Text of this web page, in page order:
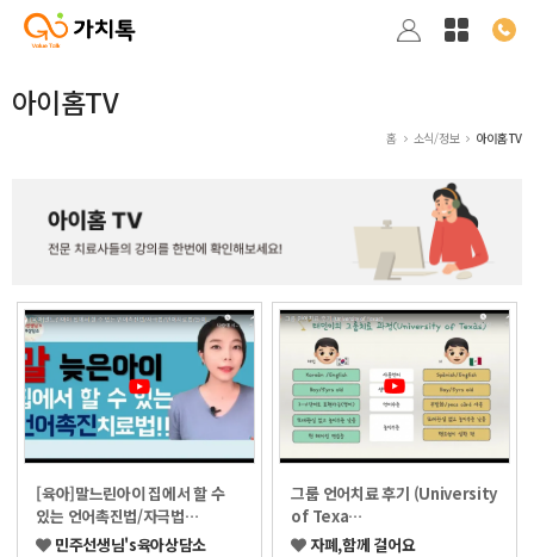
아이홈TV
홈 소식/정보 아이홈TV
[육아]말느린아이 집에서 할 수
있는 언어촉진법/자극법…
민주선생님's육아상담소
그룹 언어치료 후기 (University
of Texa…
자폐,함께 걸어요